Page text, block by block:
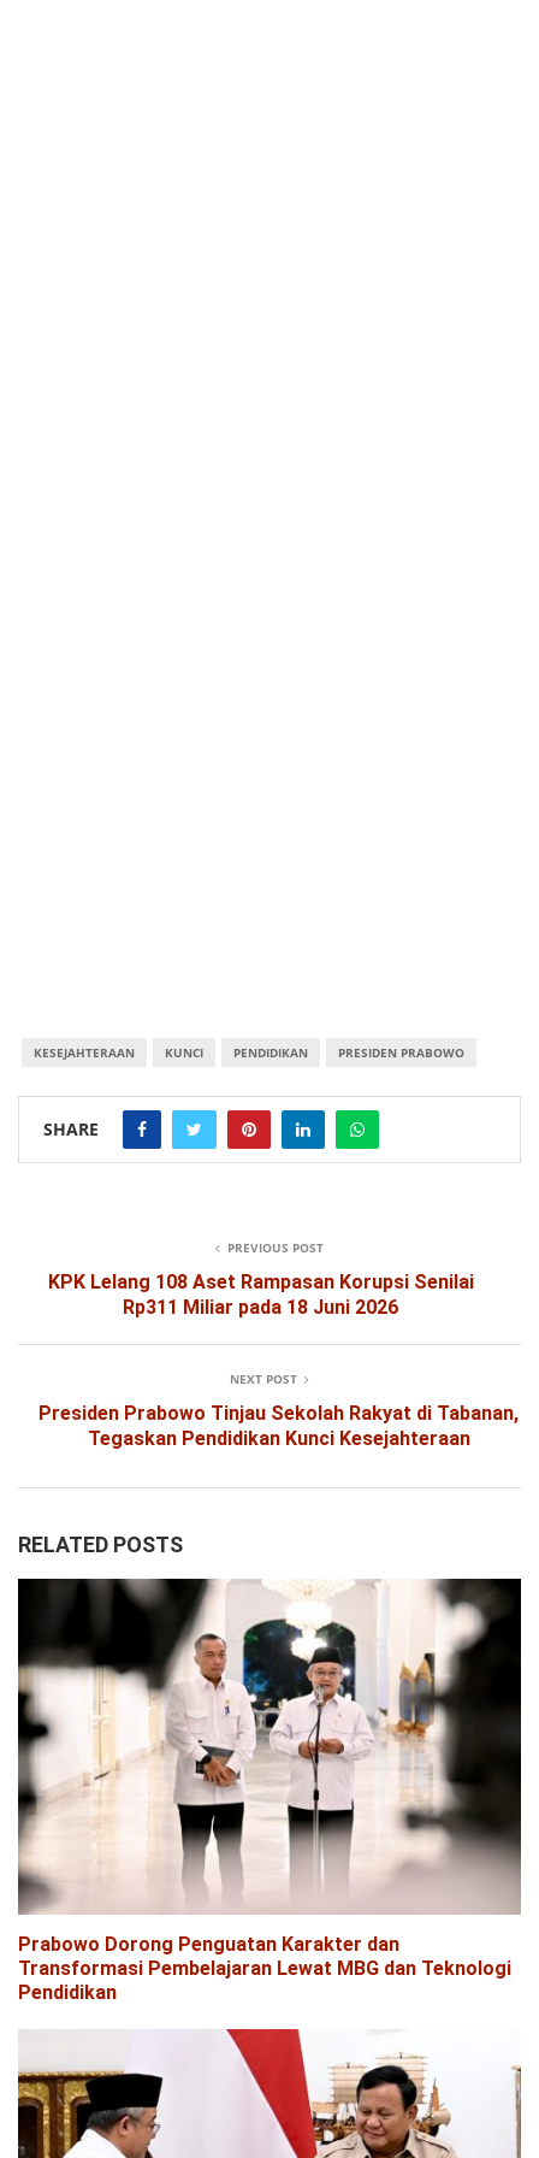
KESEJAHTERAAN KUNCI PENDIDIKAN PRESIDEN PRABOWO
SHARE
PREVIOUS POST
KPK Lelang 108 Aset Rampasan Korupsi Senilai
Rp311 Miliar pada 18 Juni 2026
NEXT POST
Presiden Prabowo Tinjau Sekolah Rakyat di Tabanan,
Tegaskan Pendidikan Kunci Kesejahteraan
RELATED POSTS
Prabowo Dorong Penguatan Karakter dan
Transformasi Pembelajaran Lewat MBG dan Teknologi
Pendidikan